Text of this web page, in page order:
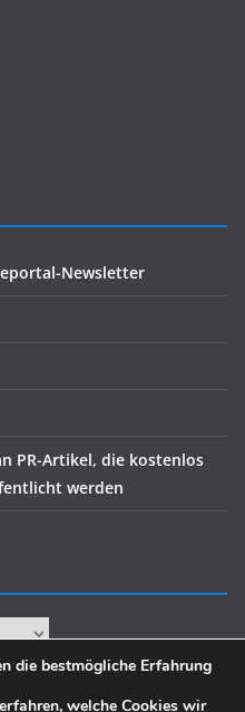
Newsletter
PR-Artikel, die kostenlos
werden
die bestmögliche Erfahrung
welche Cookies wir